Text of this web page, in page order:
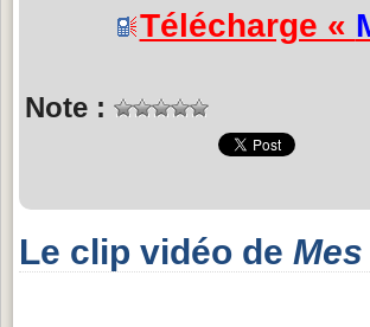
Télécharge «
Note :
Le clip vidéo de